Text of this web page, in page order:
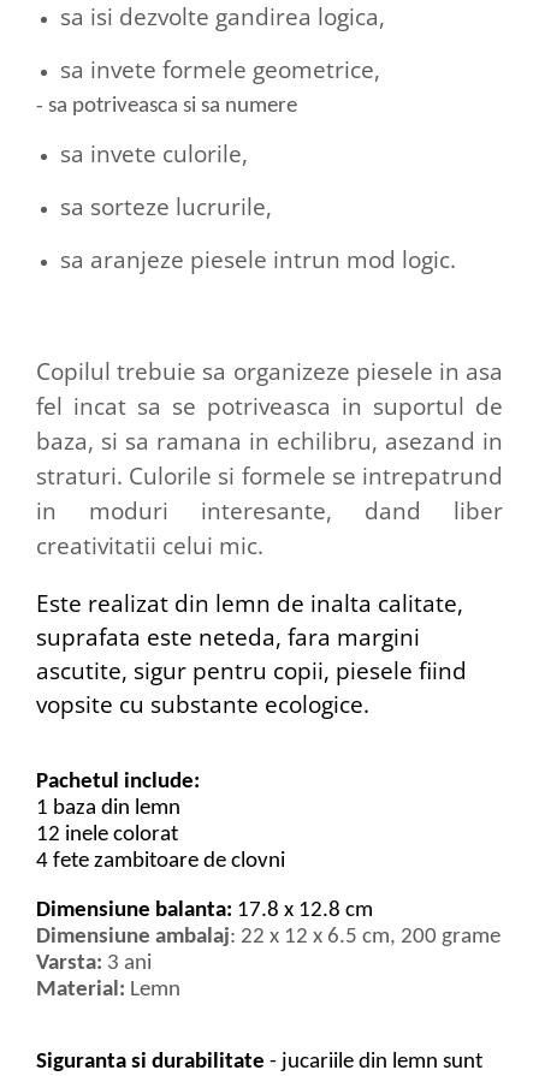
sa isi dezvolte gandirea logica,
sa invete formele geometrice,
- sa potriveasca si sa numere
sa invete culorile,
sa sorteze lucrurile,
sa aranjeze piesele intrun mod logic.
Copilul trebuie sa organizeze piesele in asa
fel incat sa se potriveasca in suportul de
baza, si sa ramana in echilibru, asezand in
straturi. Culorile si formele se intrepatrund
in moduri interesante, dand liber
creativitatii celui mic.
Este realizat din lemn de inalta calitate,
suprafata este neteda, fara margini
ascutite, sigur pentru copii, piesele fiind
vopsite cu substante ecologice.
Pachetul include:
1 baza din lemn
12 inele colorat
4 fete zambitoare de clovni
Dimensiune balanta: 17.8 x 12.8 cm
Dimensiune ambalaj: 22 x 12 x 6.5 cm, 200 grame
Varsta: 3 ani
Material: Lemn
Siguranta si durabilitate - jucariile din lemn sunt